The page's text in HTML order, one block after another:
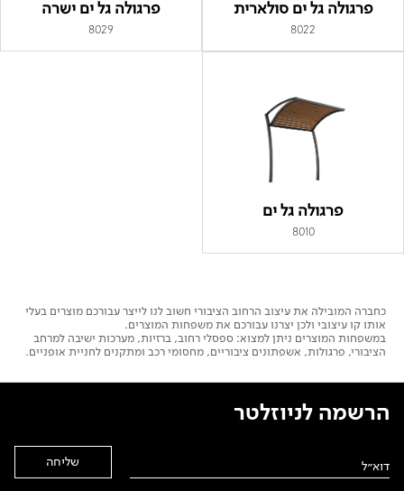
פרגולה גל ים סולארית
8022
פרגולה גל ים ישרה
8029
פרגולה גל ים
8010
כחברה המובילה את עיצוב הרחוב הציבורי חשוב לנו לייצר עבורכם מוצרים בעלי
אותו קו עיצובי ולכן יצרנו עבורכם את משפחות המוצרים.
במשפחות המוצרים ניתן למצוא: ספסלי רחוב, ברזיות, מערכות ישיבה למרחב
הציבורי, פרגולות, אשפתונים ציבוריים, מחסומי רכב ומתקנים לחניית אופניים.
הרשמה לניוזלטר